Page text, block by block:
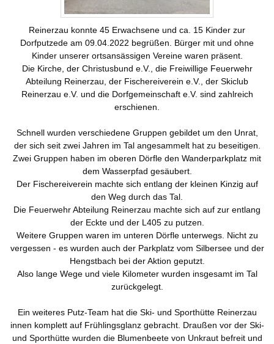
Reinerzau konnte 45 Erwachsene und ca. 15 Kinder zur
Dorfputzede am 09.04.2022 begrüßen. Bürger mit und ohne
Kinder unserer ortsansässigen Vereine waren präsent.
Die Kirche, der Christusbund e.V., die Freiwillige Feuerwehr
Abteilung Reinerzau, der Fischereiverein e.V., der Skiclub
Reinerzau e.V. und die Dorfgemeinschaft e.V. sind zahlreich
erschienen.
Schnell wurden verschiedene Gruppen gebildet um den Unrat,
der sich seit zwei Jahren im Tal angesammelt hat zu beseitigen.
Zwei Gruppen haben im oberen Dörfle den Wanderparkplatz mit
dem Wasserpfad gesäubert.
Der Fischereiverein machte sich entlang der kleinen Kinzig auf
den Weg durch das Tal.
Die Feuerwehr Abteilung Reinerzau machte sich auf zur entlang
der Eckte und der L405 zu putzen.
Weitere Gruppen waren im unteren Dörfle unterwegs. Nicht zu
vergessen - es wurden auch der Parkplatz vom Silbersee und der
Hengstbach bei der Aktion geputzt.
Also lange Wege und viele Kilometer wurden insgesamt im Tal
zurückgelegt.
Ein weiteres Putz-Team hat die Ski- und Sporthütte Reinerzau
innen komplett auf Frühlingsglanz gebracht. Draußen vor der Ski-
und Sporthütte wurden die Blumenbeete von Unkraut befreit und
Fischergemeinschaft
Christusbund
Termine
Nachrichten